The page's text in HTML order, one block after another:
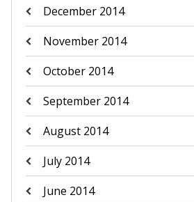
December 2014
November 2014
October 2014
September 2014
August 2014
July 2014
June 2014